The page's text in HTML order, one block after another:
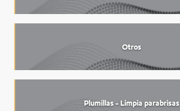
Otros
Plumillas - Limpia parabrisas